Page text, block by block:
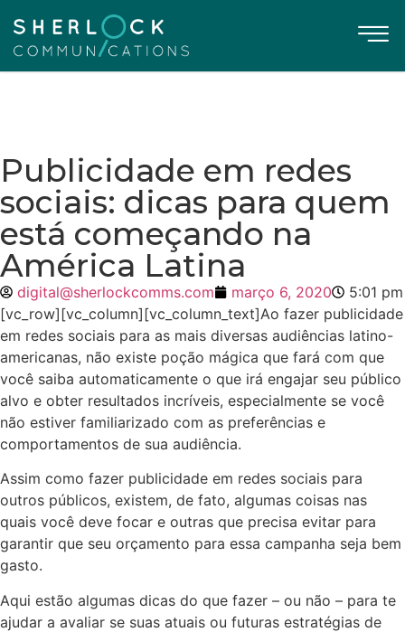
Publicidade em redes
sociais: dicas para quem
está começando na
América Latina
digital@sherlockcomms.com março 6, 2020
5:01 pm
[vc_row][vc_column][vc_column_text]Ao fazer publicidade
em redes sociais para as mais diversas audiências latino-
americanas, não existe poção mágica que fará com que
você saiba automaticamente o que irá engajar seu público
alvo e obter resultados incríveis, especialmente se você
não estiver familiarizado com as preferências e
comportamentos de sua audiência.
Assim como fazer publicidade em redes sociais para
outros públicos, existem, de fato, algumas coisas nas
quais você deve focar e outras que precisa evitar para
garantir que seu orçamento para essa campanha seja bem
gasto.
Aqui estão algumas dicas do que fazer – ou não – para te
ajudar a avaliar se suas atuais ou futuras estratégias de